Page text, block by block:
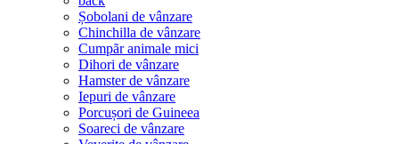
Șobolani de vânzare
Chinchilla de vânzare
Cumpãr animale mici
Dihori de vânzare
Hamster de vânzare
Iepuri de vânzare
Porcușori de Guineea
Soareci de vânzare